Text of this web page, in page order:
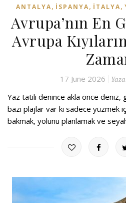
ANTALYA, İSPANYA, İTALYA,
Avrupa’nın En
Avrupa
17 June 2026
Yaz tatili denince akla önce deniz,
bazı plajlar var ki sadece yüzmek
bakmak, yolunu planlamak ve